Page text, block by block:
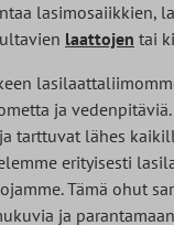
lasimosaiikkien,
laattojen tai
ja
tarttuvat lähes
erityisesti
Tämä ohut
ja